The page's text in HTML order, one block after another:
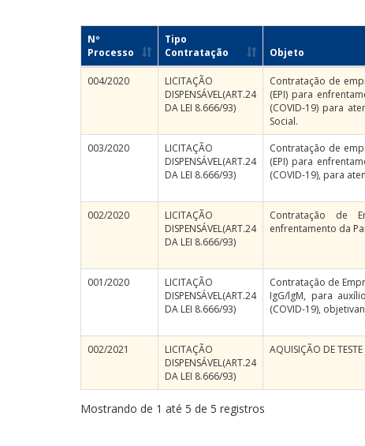
Nº
Processo
Tipo
Contratação
Objeto
004/2020
LICITAÇÃO
DISPENSÁVEL(ART.24
DA LEI 8.666/93)
Contratação de
(EPI) para
(COVID-19) para
Social.
003/2020
LICITAÇÃO
DISPENSÁVEL(ART.24
DA LEI 8.666/93)
Contratação de
(EPI) para
(COVID-19), para
002/2020
LICITAÇÃO
DISPENSÁVEL(ART.24
DA LEI 8.666/93)
Contratação de
enfrentamento da
001/2020
LICITAÇÃO
DISPENSÁVEL(ART.24
DA LEI 8.666/93)
Contratação de
IgG/lgM, para
(COVID-19),
002/2021
LICITAÇÃO
DISPENSÁVEL(ART.24
DA LEI 8.666/93)
AQUISIÇÃO DE
Mostrando de 1 até 5 de 5 registros